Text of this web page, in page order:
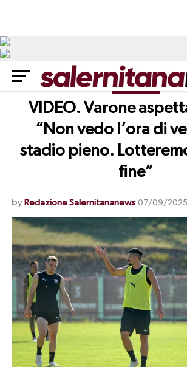
NEWS
VIDEO. Varone
“Non vedo l’ora di
stadio pieno.
fine”
by Redazione Salernitananews 07/09/2025